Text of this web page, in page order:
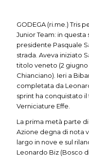
GODEGA (ri.me.) Tris
Junior Team: in
presidente Pasquale
strada. Aveva iniziato
titolo veneto (2 giugno
Chianciano). Ieri a
completata da
sprint ha conquistato
Verniciature Effe.
La prima metà parte
Azione degna di nota
largo in nove e sul
Leonardo Biz (Bosco